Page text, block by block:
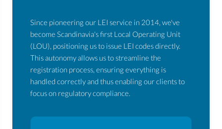
Since pioneering our LEI service in 2014, we've
become Scandinavia's first Local Operating Unit
(LOU), positioning us to issue LEI codes directly.
This autonomy allows us to streamline the
registration process, ensuring everything is
handled correctly and thus enabling our clients to
focus on regulatory compliance.